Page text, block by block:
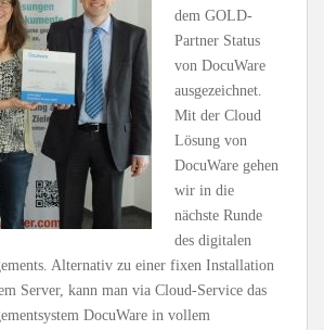
dem GOLD-
Partner Status
von DocuWare
ausgezeichnet.
Mit der Cloud
Lösung von
DocuWare gehen
wir in die
nächste Runde
des digitalen
Alternativ zu einer fixen Installation
Server, kann man via Cloud-Service das
DocuWare in vollem